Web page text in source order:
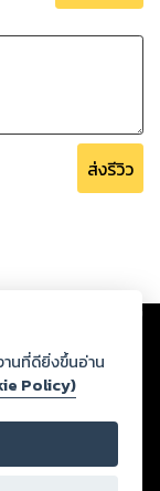
ส่งรีวิว
ละเมิดสิทธิใน
ลธรรม ดังนั้น ผู้อ่าน
ละหากท่านพบว่าส่วน
ท เพื่อทีมงานจะได้
ามพระราชบัญญัติ
านที่ดียิ่งขึ้นอ่าน
Policy)